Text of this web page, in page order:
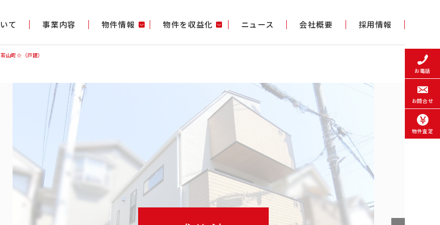
て 事業内容 物件情報 物件を収益化 ニュース 会社概要 採用情報
お電話
お問合せ
物件査定
山町☆（戸建）